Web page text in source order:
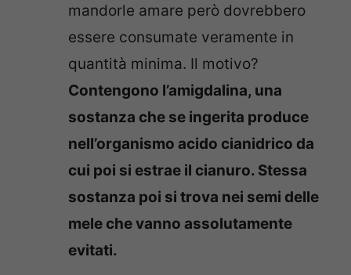
mandorle amare però dovrebbero
essere consumate veramente in
quantità minima. Il motivo?
Contengono l’amigdalina, una
sostanza che se ingerita produce
nell’organismo acido cianidrico da
cui poi si estrae il cianuro. Stessa
sostanza poi si trova nei semi delle
mele che vanno assolutamente
evitati.